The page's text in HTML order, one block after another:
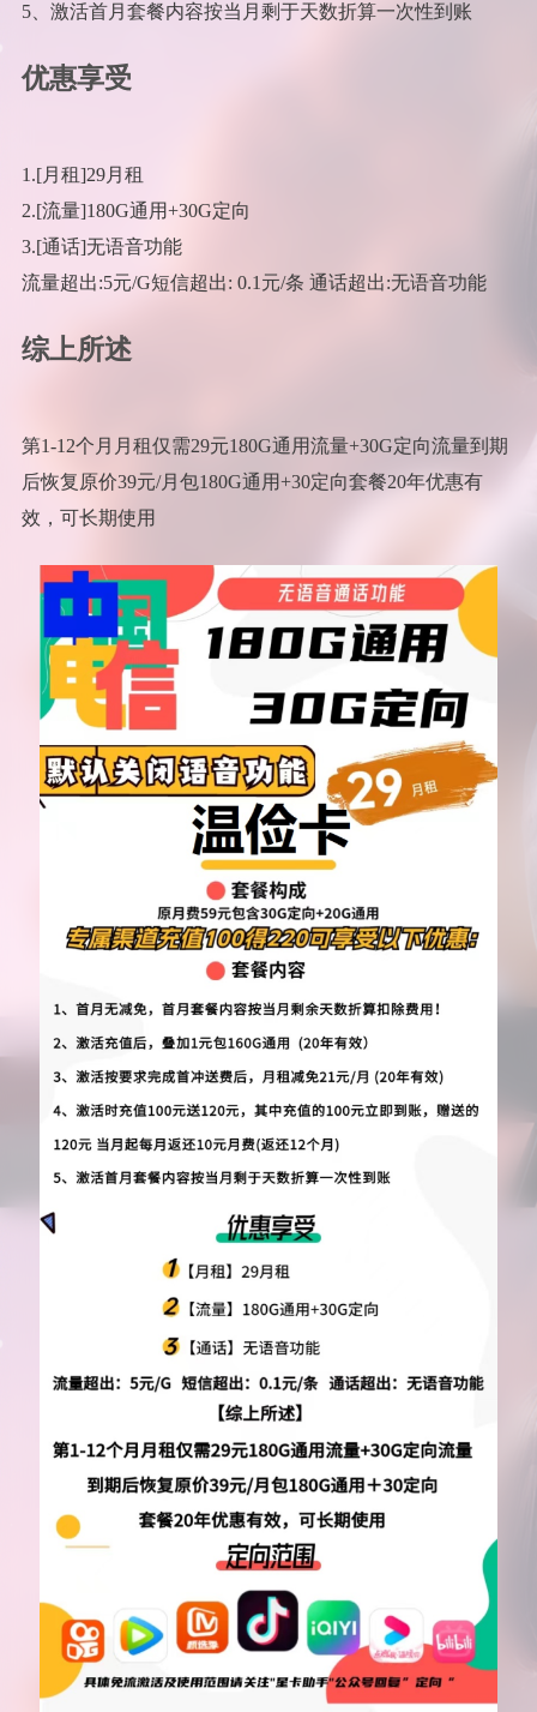
5、激活首月套餐内容按当月剩于天数折算一次性到账
优惠享受
1.[月租]29月租
2.[流量]180G通用+30G定向
3.[通话]无语音功能
流量超出:5元/G短信超出: 0.1元/条 通话超出:无语音功能
综上所述
第1-12个月月租仅需29元180G通用流量+30G定向流量到期
后恢复原价39元/月包180G通用+30定向套餐20年优惠有
效，可长期使用